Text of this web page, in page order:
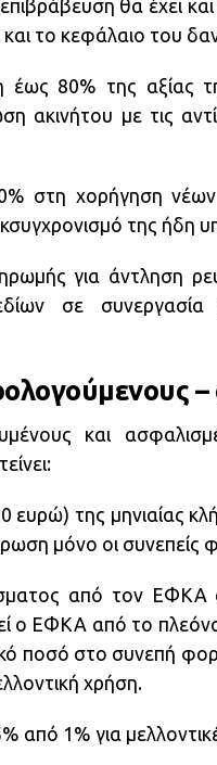
θα έχει και
το κεφάλαιο του
έως 80% της αξίας
με τις
στη χορήγηση νέων
της ήδη
για άντληση
σε συνεργασία
και
ευρώ) της μηνιαίας
μόνο οι συνεπείς
από τον ΕΦΚΑ
ο ΕΦΚΑ από το
ποσό στο συνεπή
χρήση.
από 1% για